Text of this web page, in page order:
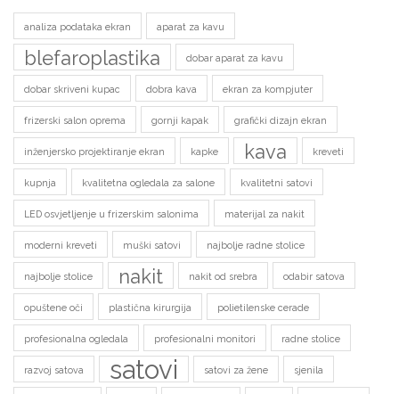
analiza podataka ekran aparat za kavu
blefaroplastika dobar aparat za kavu
dobar skriveni kupac dobra kava ekran za kompjuter
frizerski salon oprema gornji kapak grafički dizajn ekran
inženjersko projektiranje ekran kapke kava kreveti
kupnja kvalitetna ogledala za salone kvalitetni satovi
LED osvjetljenje u frizerskim salonima materijal za nakit
moderni kreveti muški satovi najbolje radne stolice
najbolje stolice nakit nakit od srebra odabir satova
opuštene oči plastična kirurgija polietilenske cerade
profesionalna ogledala profesionalni monitori radne stolice
razvoj satova satovi satovi za žene sjenila